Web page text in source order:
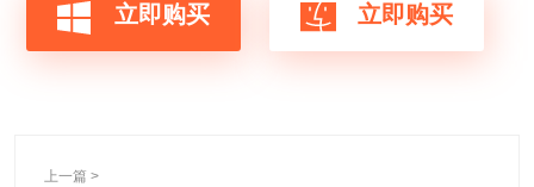
立即购买 立即购买
上一篇 >